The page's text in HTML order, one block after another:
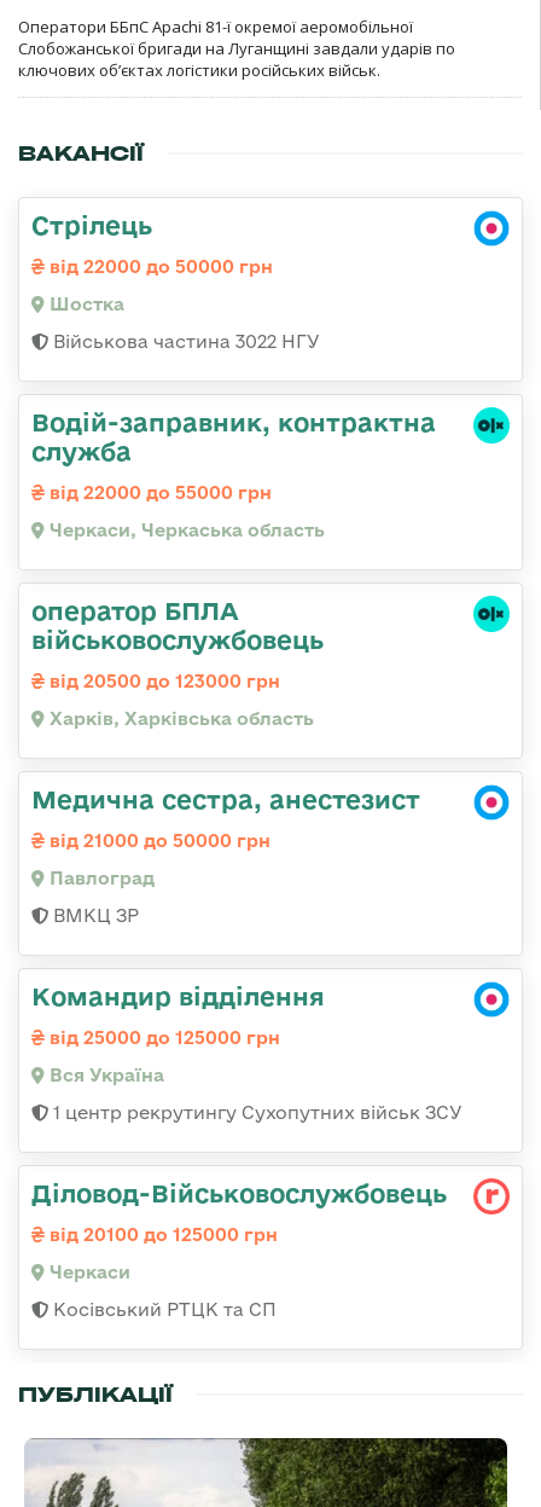
Оператори ББпС Apachi 81-ї окремої аеромобільної
Слобожанської бригади на Луганщині завдали ударів по
ключових об’єктах логістики російських військ.
ВАКАНСІЇ
Стрілець
від 22000 до 50000 грн
Шостка
Військова частина 3022 НГУ
Водій-заправник, контрактна
служба
від 22000 до 55000 грн
Черкаси, Черкаська область
оператор БПЛА
військовослужбовець
від 20500 до 123000 грн
Харків, Харківська область
Медична сестра, анестезист
від 21000 до 50000 грн
Павлоград
ВМКЦ ЗР
Командир відділення
від 25000 до 125000 грн
Вся Україна
1 центр рекрутингу Сухопутних військ ЗСУ
Діловод-Військовослужбовець
від 20100 до 125000 грн
Черкаси
Косівський РТЦК та СП
ПУБЛІКАЦІЇ